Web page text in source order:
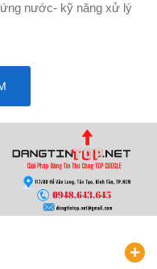
nước- kỹ năng xử lý